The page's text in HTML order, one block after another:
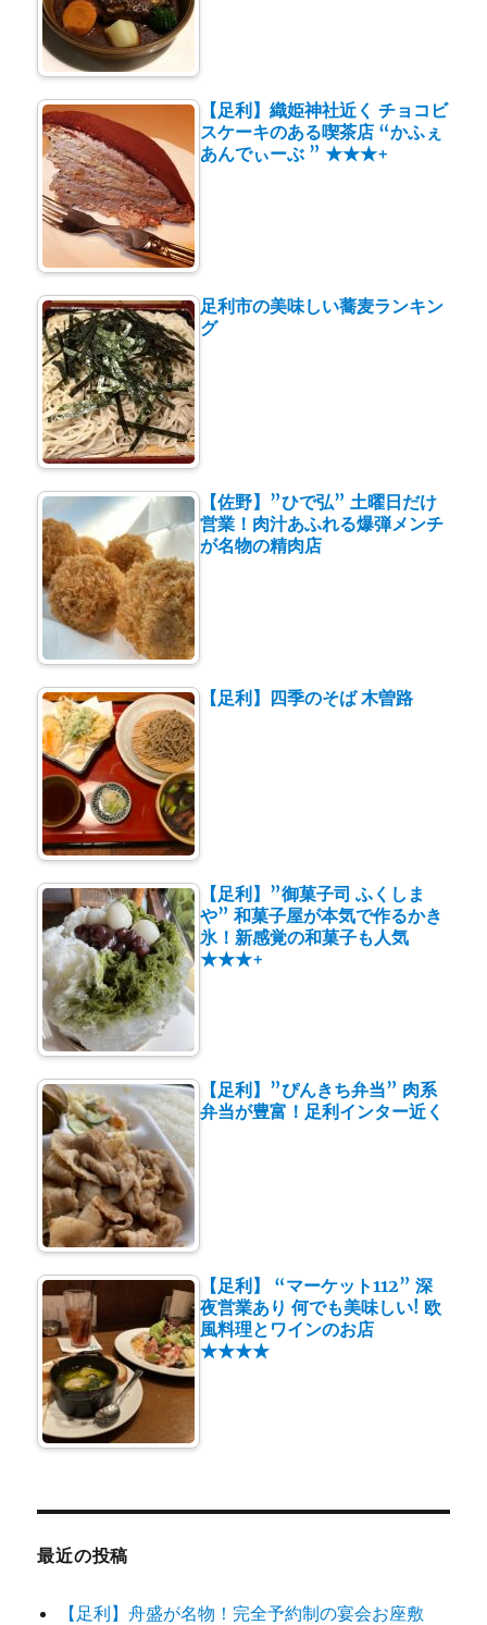
【足利】織姫神社近く チョコビ
スケーキのある喫茶店 “かふぇ
あんでぃーぶ ” ★★★+
足利市の美味しい蕎麦ランキン
グ
【佐野】”ひで弘” 土曜日だけ
営業！肉汁あふれる爆弾メンチ
が名物の精肉店
【足利】四季のそば 木曽路
【足利】”御菓子司 ふくしま
や” 和菓子屋が本気で作るかき
氷！新感覚の和菓子も人気
★★★+
【足利】”ぴんきち弁当” 肉系
弁当が豊富！足利インター近く
【足利】 “マーケット112” 深
夜営業あり 何でも美味しい! 欧
風料理とワインのお店
★★★★
最近の投稿
【足利】舟盛が名物！完全予約制の宴会お座敷